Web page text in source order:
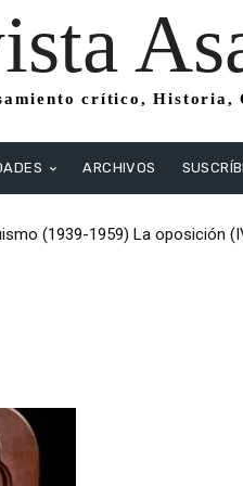
crítico,
ARCHIVOS
(1939-1959) La oposición